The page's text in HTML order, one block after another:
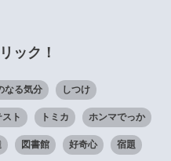
ック！
なる気分 しつけ
スト トミカ ホンマでっか
図書館 好奇心 宿題